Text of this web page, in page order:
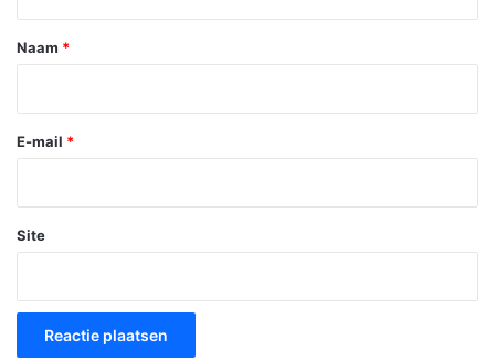
*
Naam *
E-mail *
Site